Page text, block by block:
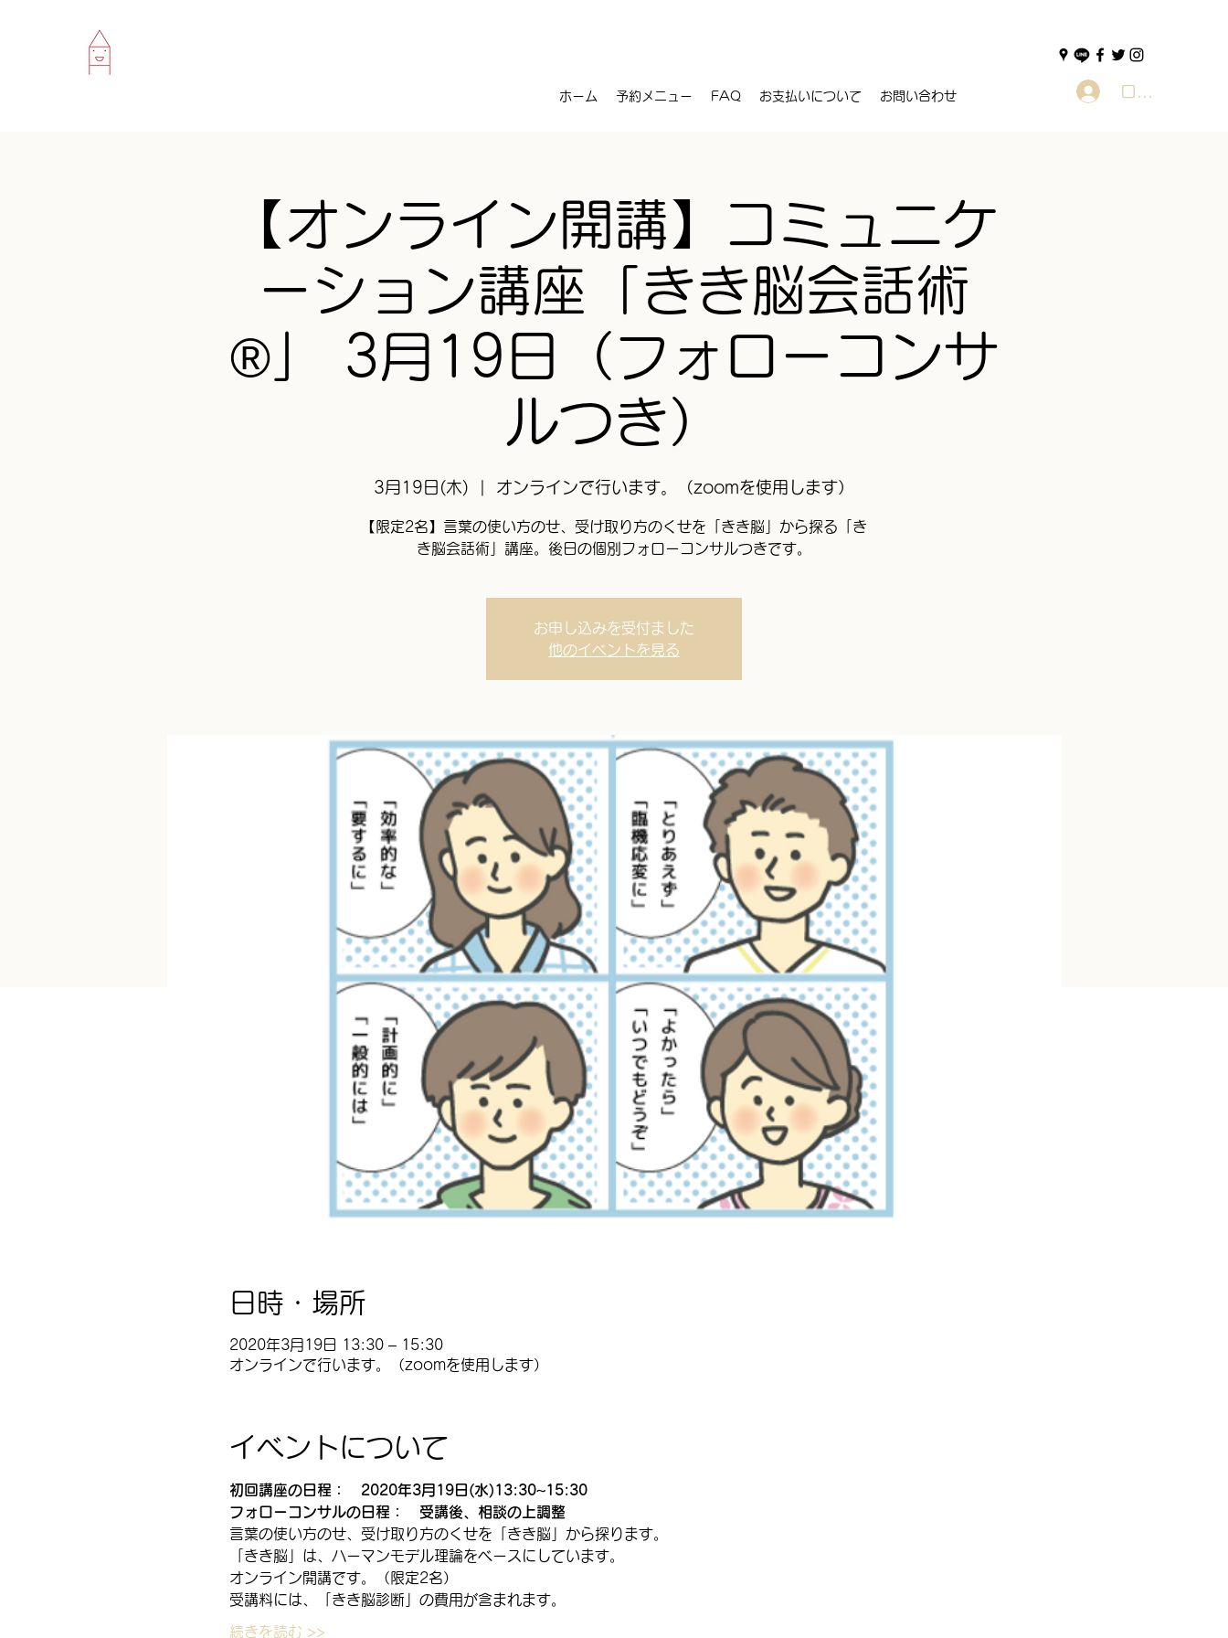
ホーム 予約メニュー FAQ お支払いについて お問い合わせ ログイン
【オンライン開講】コミュニケ
ーション講座「きき脳会話術
®」 3月19日（フォローコンサ
ルつき）
3月19日(木) オンラインで行います。（zoomを使用します）
【限定2名】言葉の使い方のせ、受け取り方のくせを「きき脳」から探る「き
き脳会話術」講座。後日の個別フォローコンサルつきです。
お申し込みを受付ました
他のイベントを見る
日時・場所
2020年3月19日 13:30 – 15:30
オンラインで行います。（zoomを使用します）
イベントについて
初回講座の日程：　2020年3月19日(水)13:30~15:30
フォローコンサルの日程：　受講後、相談の上調整
言葉の使い方のせ、受け取り方のくせを「きき脳」から探ります。
「きき脳」は、ハーマンモデル理論をベースにしています。
オンライン開講です。（限定2名）
受講料には、「きき脳診断」の費用が含まれます。
続きを読む >>